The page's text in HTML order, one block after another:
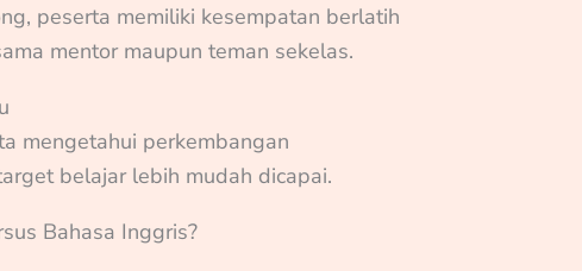
peserta memiliki kesempatan berlatih
mentor maupun teman sekelas.
mengetahui perkembangan
belajar lebih mudah dicapai.
Bahasa Inggris?